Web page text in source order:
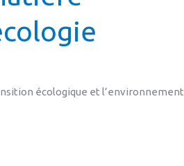
écologique et l’environnement